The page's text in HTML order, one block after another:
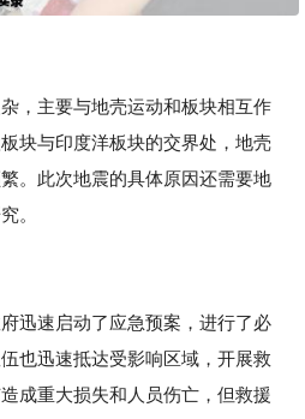
，主要与地壳运动和板块相互作
块与印度洋板块的交界处，地壳
。此次地震的具体原因还需要地
。
迅速启动了应急预案，进行了必
也迅速抵达受影响区域，开展救
成重大损失和人员伤亡，但救援